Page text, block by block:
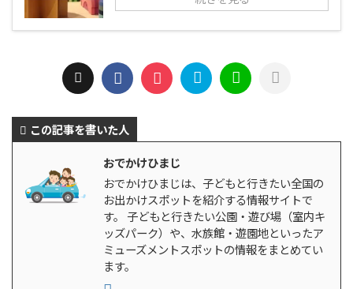
この記事を書いた人
おでかけひまじ
おでかけひまじは、子どもと行きたい全国の
お出かけスポットを紹介する情報サイトで
す。 子どもと行きたい公園・遊び場（室内キ
ッズパーク）や、水族館・遊園地といったア
ミューズメントスポットの情報をまとめてい
ます。